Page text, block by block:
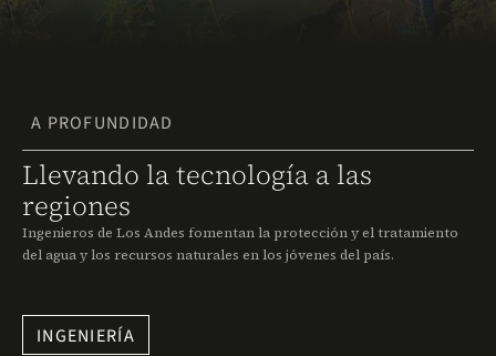
A PROFUNDIDAD
Llevando la tecnología a las
regiones
Ingenieros de Los Andes fomentan la protección y el tratamiento
del agua y los recursos naturales en los jóvenes del país.
INGENIERÍA